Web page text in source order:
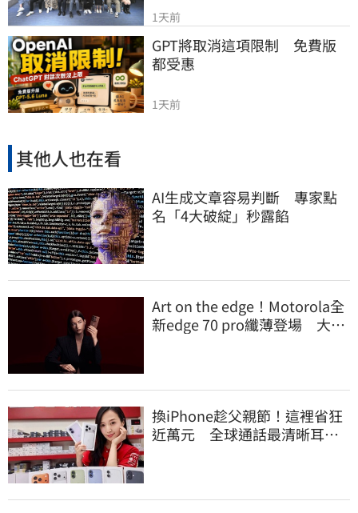
1天前
GPT將取消這項限制　免費版
都受惠
1天前
其他人也在看
AI生成文章容易判斷 專家點
名「4大破綻」秒露餡
Art on the edge！Motorola全
新edge 70 pro纖薄登場 大玩
換iPhone趁父親節！這裡省狂
近萬元 全球通話最清晰耳機